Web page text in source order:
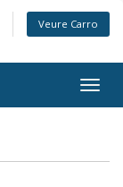
Veure Carro